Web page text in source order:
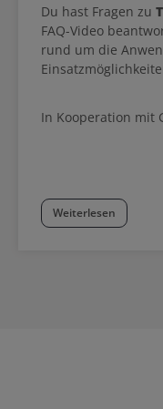
Du hast Fragen zu
FAQ-Video
rund um die
In Kooperation mit
Weiterlesen